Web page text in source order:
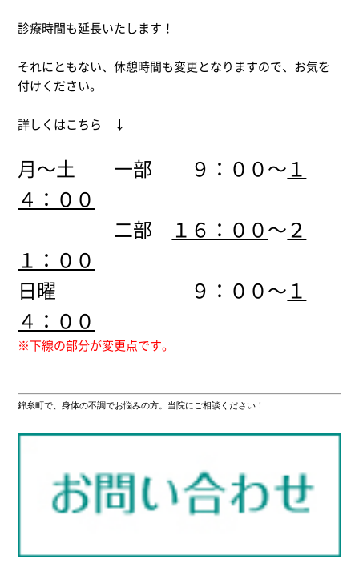
診療時間も延長いたします！
それにともない、休憩時間も変更となりますので、お気を
付けください。
詳しくはこちら ↓
月～土 一部 ９：００～ １
４：００
二部
１６：００～２
１：００
日曜 ９：００～ １
４：００
※下線の部分が変更点です。
錦糸町で、身体の不調でお悩みの方。当院にご相談ください！